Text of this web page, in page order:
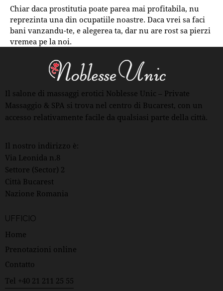
Chiar daca prostitutia poate parea mai profitabila, nu
reprezinta una din ocupatiile noastre. Daca vrei sa faci
bani vanzandu-te, e alegerea ta, dar nu are rost sa pierzi
vremea pe la noi.
Il salone di massaggi erotici Noblesse Unic – Private
Massaggio & SPA si trova nel centro di Bucarest, con un
accesso relativamente facile da qualsiasi parte della città.
Il nostro indirizzo è:
Via Leonida n.8
Settore (Sector) 2
Città Bucarest
Nazione Romania
UFFICIO
Home
Prenotazioni online
Contatto
Tel +40 21 211 25 55